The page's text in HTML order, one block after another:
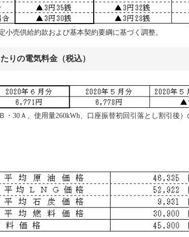
売供給約款および基本契約要綱に基づく調整。
りの電気料金（税込）
30Ａ、使用量260kWh、口座振替初回引落とし割引後）